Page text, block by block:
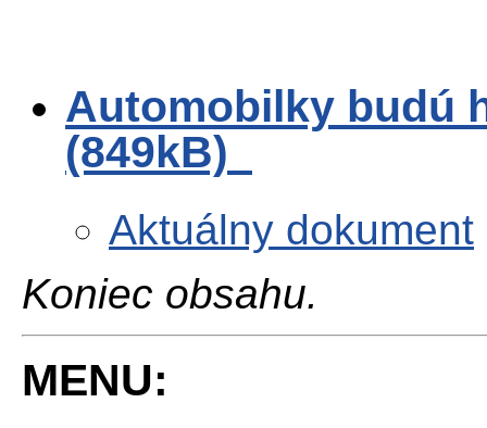
Automobilky budú
(849kB)
Aktuálny dokument
Koniec obsahu.
MENU: